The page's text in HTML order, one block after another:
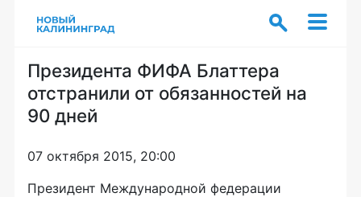
Президента ФИФА Блаттера
отстранили от обязанностей на
90 дней
07 октября 2015, 20:00
Президент Международной федерации